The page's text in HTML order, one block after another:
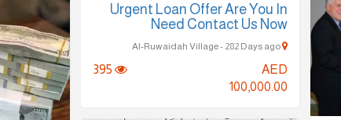
Urgent Loan Offer Are You In
Need Contact Us Now
Al-Ruwaidah Village - 282 Days ago
AED
100,000.00
395